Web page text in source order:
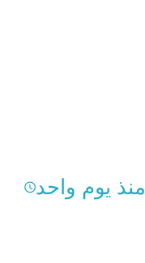
منذ يوم واحد